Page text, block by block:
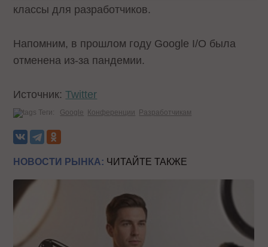
классы для разработчиков.
Напомним, в прошлом году Google I/O была
отменена из-за пандемии.
Источник:Twitter
Теги: Google Конференции Разработчикам
НОВОСТИ РЫНКА: ЧИТАЙТЕ ТАКЖЕ